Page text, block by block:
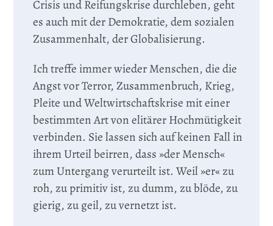
Crisis und Reifungskrise durchleben, geht
es auch mit der Demokratie, dem sozialen
Zusammenhalt, der Globalisierung.
Ich treffe immer wieder Menschen, die die
Angst vor Terror, Zusammenbruch, Krieg,
Pleite und Weltwirtschaftskrise mit einer
bestimmten Art von elitärer Hochmütigkeit
verbinden. Sie lassen sich auf keinen Fall in
ihrem Urteil beirren, dass »der Mensch«
zum Untergang verurteilt ist. Weil »er« zu
roh, zu primitiv ist, zu dumm, zu blöde, zu
gierig, zu geil, zu vernetzt ist.